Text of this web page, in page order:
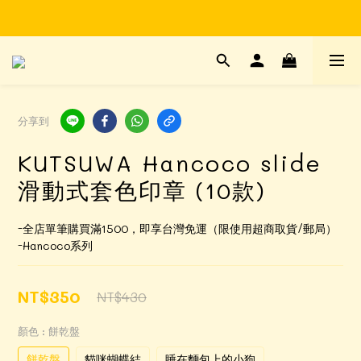
Time to enjoy STATIONERY!
分享到
KUTSUWA Hancoco slide
滑動式套色印章 (10款)
-全店單筆購買滿1500，即享台灣免運（限使用超商取貨/郵局）
-Hancoco系列
NT$350 NT$430
顏色 : 餅乾盤